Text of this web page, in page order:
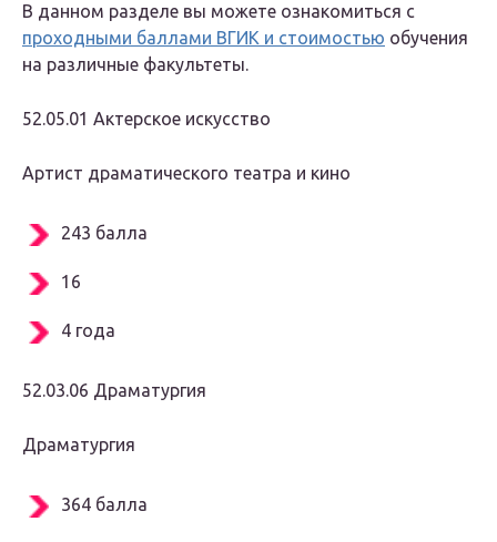
В данном разделе вы можете ознакомиться с
проходными баллами ВГИК и стоимостью обучения
на различные факультеты.
52.05.01 Актерское искусство
Артист драматического театра и кино
243 балла
16
4 года
52.03.06 Драматургия
Драматургия
364 балла